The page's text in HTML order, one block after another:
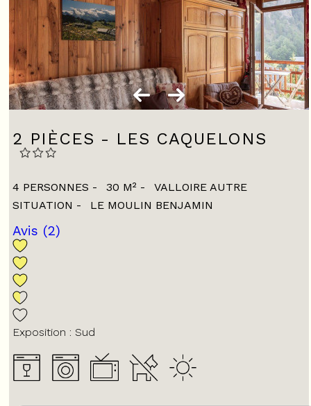
2 PIÈCES - LES CAQUELONS
4 PERSONNES 30 M²
VALLOIRE AUTRE
SITUATION
LE MOULIN BENJAMIN
Avis (2)
Exposition : Sud